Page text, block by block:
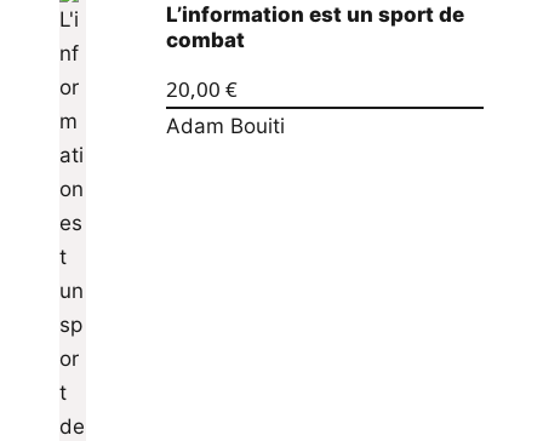
L’information est un sport de
combat
20,00 €
Adam Bouiti